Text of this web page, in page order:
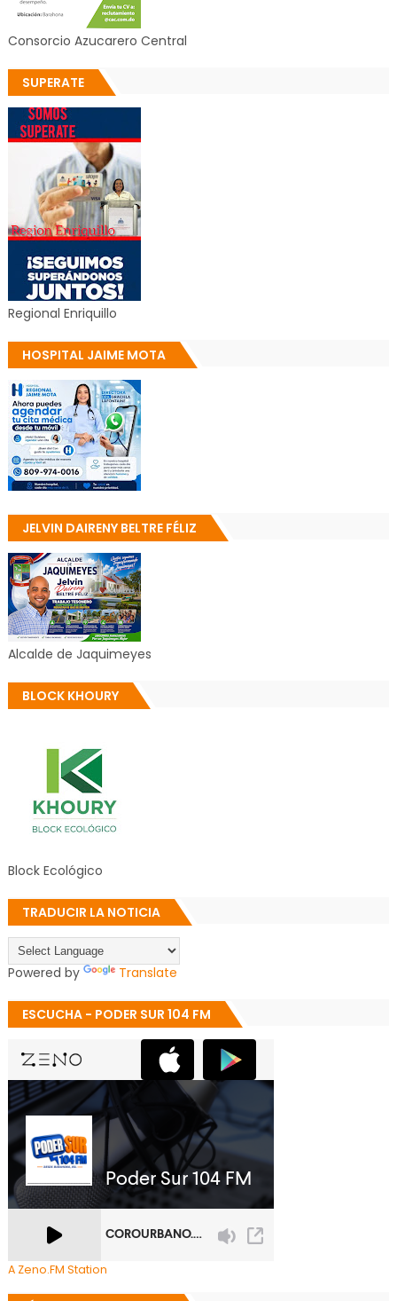
Consorcio Azucarero Central
SUPERATE
Regional Enriquillo
HOSPITAL JAIME MOTA
JELVIN DAIRENY BELTRE FÉLIZ
Alcalde de Jaquimeyes
BLOCK KHOURY
Block Ecológico
TRADUCIR LA NOTICIA
Powered by Translate
ESCUCHA - PODER SUR 104 FM
A Zeno.FM Station